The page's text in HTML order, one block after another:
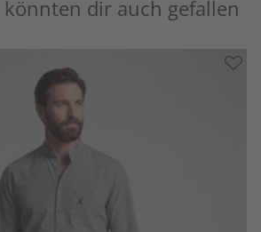
könnten dir auch gefallen